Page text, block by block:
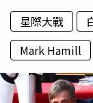
星際大戰
Mark Hamill